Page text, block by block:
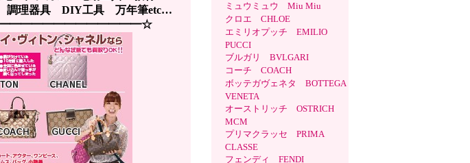
理器具 DIY工具 万年筆etc…
ミュウミュウ Miu Miu
クロエ CHLOE
エミリオプッチ EMILIO
PUCCI
ブルガリ BVLGARI
コーチ COACH
ボッテガヴェネタ BOTTEGA
VENETA
オーストリッチ OSTRICH
MCM
プリマクラッセ PRIMA
CLASSE
フェンディ FENDI